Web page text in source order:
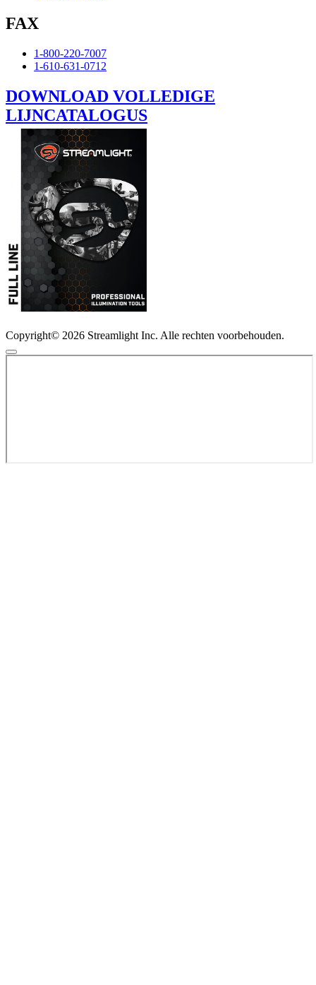
FAX
1-800-220-7007
1-610-631-0712
DOWNLOAD VOLLEDIGE
LIJNCATALOGUS
Copyright© 2026 Streamlight Inc. Alle rechten voorbehouden.